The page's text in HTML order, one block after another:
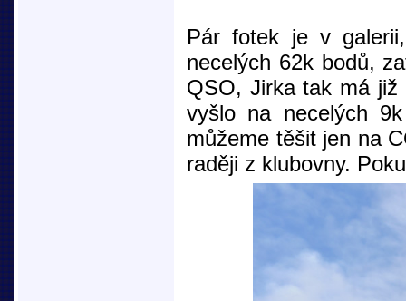
Pár fotek je v
necelých 62k bodů,
QSO, Jirka tak má již
vyšlo na necelých
můžeme těšit jen na
raději z klubovny.